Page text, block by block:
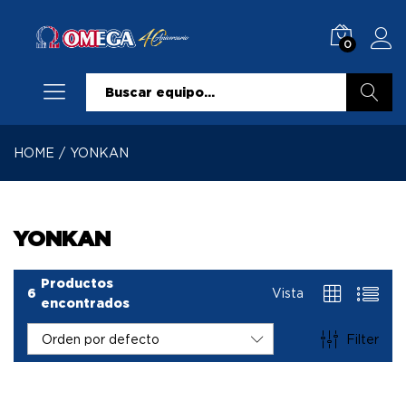
0
HOME / YONKAN
YONKAN
6
Productos
encontrados
Vista
Filter
Orden por defecto